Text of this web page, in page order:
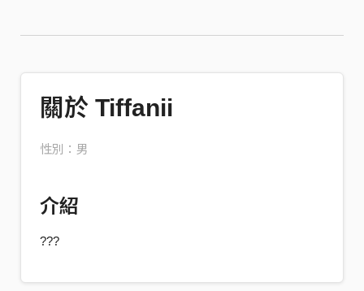
關於 Tiffanii
性別：男
介紹
???